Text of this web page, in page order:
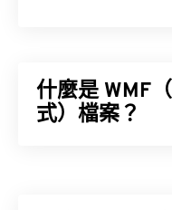
什麼是 WMF
式）檔案？